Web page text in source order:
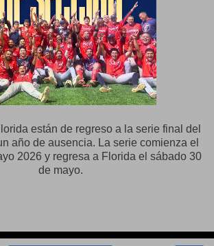
están de regreso a la serie final del
año de ausencia. La serie comienza el
2026 y regresa a Florida el sábado 30
de mayo.